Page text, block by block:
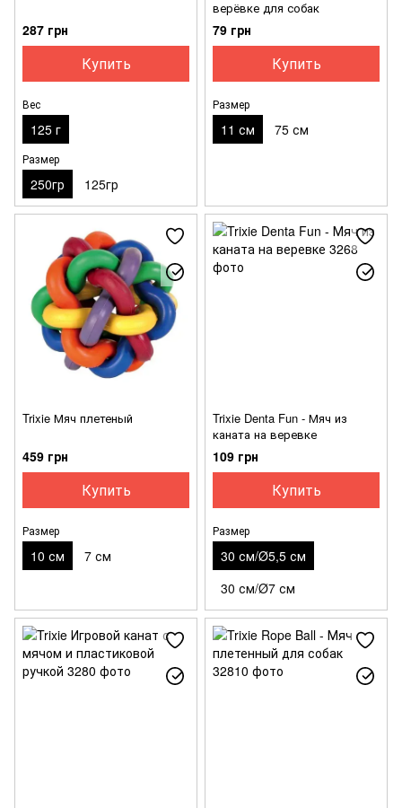
287 грн
Купить
Вес
125 г
Размер
250гр 125гр
верёвке для собак
79 грн
Купить
Размер
11 см 75 см
Trixie Мяч плетеный
459 грн
Купить
Размер
10 см 7 см
Trixie Denta Fun - Мяч из
каната на веревке
109 грн
Купить
Размер
30 см/Ø5,5 см
30 см/Ø7 см